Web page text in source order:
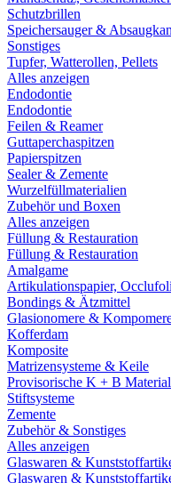
Schutzbrillen
Speichersauger &
Sonstiges
Tupfer, Watterollen, Pellets
Alles anzeigen
Endodontie
Endodontie
Feilen & Reamer
Guttaperchaspitzen
Papierspitzen
Sealer & Zemente
Wurzelfüllmaterialien
Zubehör und Boxen
Alles anzeigen
Füllung & Restauration
Füllung & Restauration
Amalgame
Artikulationspapier,
Bondings & Ätzmittel
Glasionomere &
Kofferdam
Komposite
Matrizensysteme & Keile
Provisorische K + B
Stiftsysteme
Zemente
Zubehör & Sonstiges
Alles anzeigen
Glaswaren &
Glaswaren &